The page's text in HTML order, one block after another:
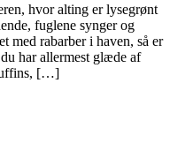
hvor alting er lysegrønt
fuglene synger og
med rabarber i haven, så er
har allermest glæde af
[…]